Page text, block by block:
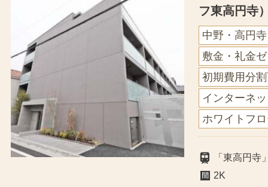
フ東高円寺
中野・高円寺
敷金・礼金
初期費用分
インターネ
ホワイトフ
「東高円
2K